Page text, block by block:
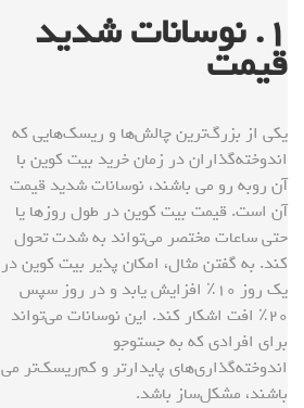
۱. نوسانات شدید
قیمت
یکی از بزرگ‌ترین چالش‌ها و ریسک‌هایی که
اندوخته‌گذاران در زمان خرید بیت کوین با
آن روبه رو می باشند، نوسانات شدید قیمت
آن است. قیمت بیت کوین در طول روزها یا
حتی ساعات مختصر می‌تواند به شدت تحول
کند. به گفتن مثال، امکان پذیر بیت کوین در
یک روز ۱۰٪ افزایش یابد و در روز سپس
۲۰٪ افت اشکار کند. این نوسانات می‌تواند
برای افرادی که به جستوجو
اندوخته‌گذاری‌های پایدارتر و کم‌ریسک‌تر می
باشند، مشکل‌ساز باشد.